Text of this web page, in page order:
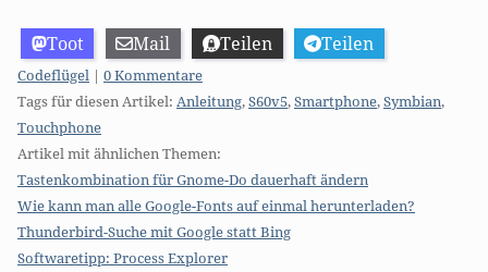
Toot Mail Teilen Teilen
Kategorien:
Codeflügel | 0 Kommentare
Tags für diesen Artikel: Anleitung,S60v5,Smartphone,Symbian,
Touchphone
Artikel mit ähnlichen Themen:
Tastenkombination für Gnome-Do dauerhaft ändern
Wie kann man alle Google-Fonts auf einmal herunterladen?
Thunderbird-Suche mit Google statt Bing
Softwaretipp: Process Explorer